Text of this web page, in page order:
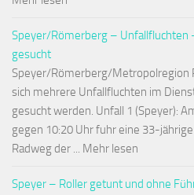
Speyer/Römerberg – Unfallfluchten
gesucht
Speyer/Römerberg/Metropolregion
sich mehrere Unfallfluchten im
gesucht werden. Unfall 1 (Speyer):
gegen 10:20 Uhr fuhr eine 33-
Radweg der ... Mehr lesen
Speyer – Roller getunt und ohne